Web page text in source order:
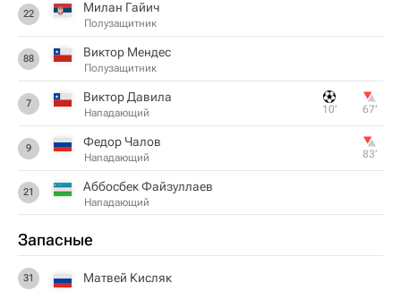
22 Милан Гайич
Полузащитник
88 Виктор Мендес
Полузащитник
7 Виктор Давила
Нападающий 10‎’‎ 67‎’‎
9 Федор Чалов
Нападающий 83‎’‎
21 Аббосбек Файзуллаев
Нападающий
Запасные
31 Матвей Кисляк